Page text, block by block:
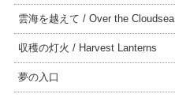
雲海を越えて / Over the Cloudsea
収穫の灯火 / Harvest Lanterns
夢の入口